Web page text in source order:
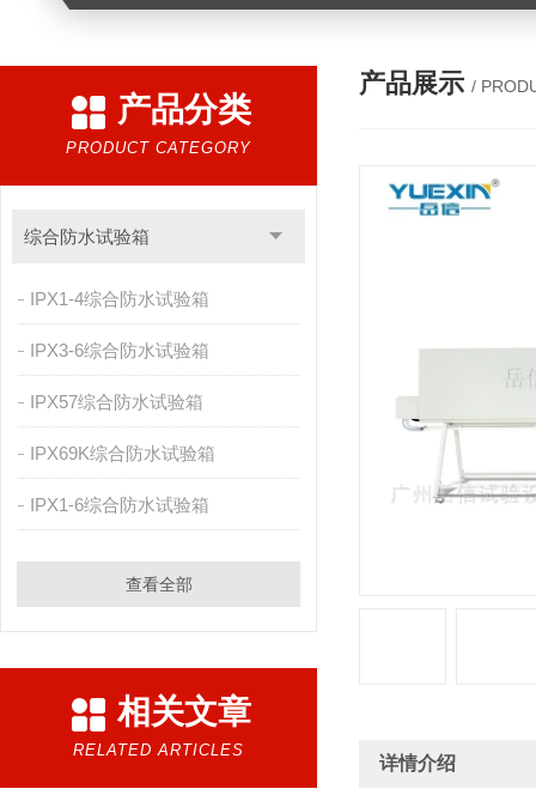
产品分类
PRODUCT CATEGORY
综合防水试验箱
IPX1-4综合防水试验箱
IPX3-6综合防水试验箱
IPX57综合防水试验箱
IPX69K综合防水试验箱
IPX1-6综合防水试验箱
查看全部
相关文章
RELATED ARTICLES
产品展示 /
详情介绍